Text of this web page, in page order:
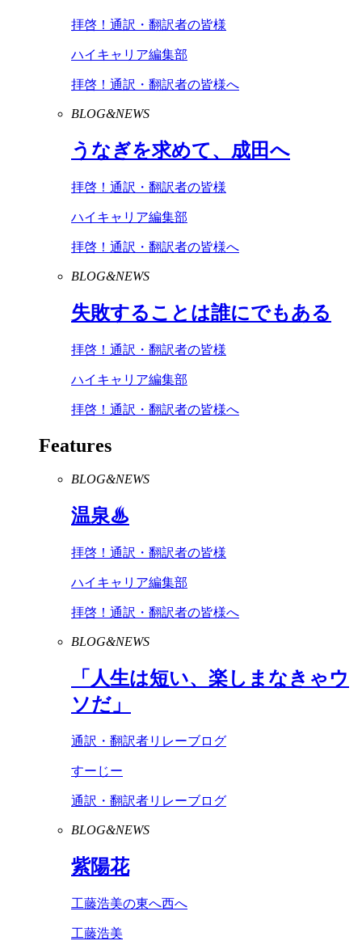
拝啓！通訳・翻訳者の皆様
ハイキャリア編集部
拝啓！通訳・翻訳者の皆様へ
BLOG&NEWS
うなぎを求めて、成田へ
拝啓！通訳・翻訳者の皆様
ハイキャリア編集部
拝啓！通訳・翻訳者の皆様へ
BLOG&NEWS
失敗することは誰にでもある
拝啓！通訳・翻訳者の皆様
ハイキャリア編集部
拝啓！通訳・翻訳者の皆様へ
Features
BLOG&NEWS
温泉♨
拝啓！通訳・翻訳者の皆様
ハイキャリア編集部
拝啓！通訳・翻訳者の皆様へ
BLOG&NEWS
「人生は短い、楽しまなきゃウ
ソだ」
通訳・翻訳者リレーブログ
すーじー
通訳・翻訳者リレーブログ
BLOG&NEWS
紫陽花
工藤浩美の東へ西へ
工藤浩美